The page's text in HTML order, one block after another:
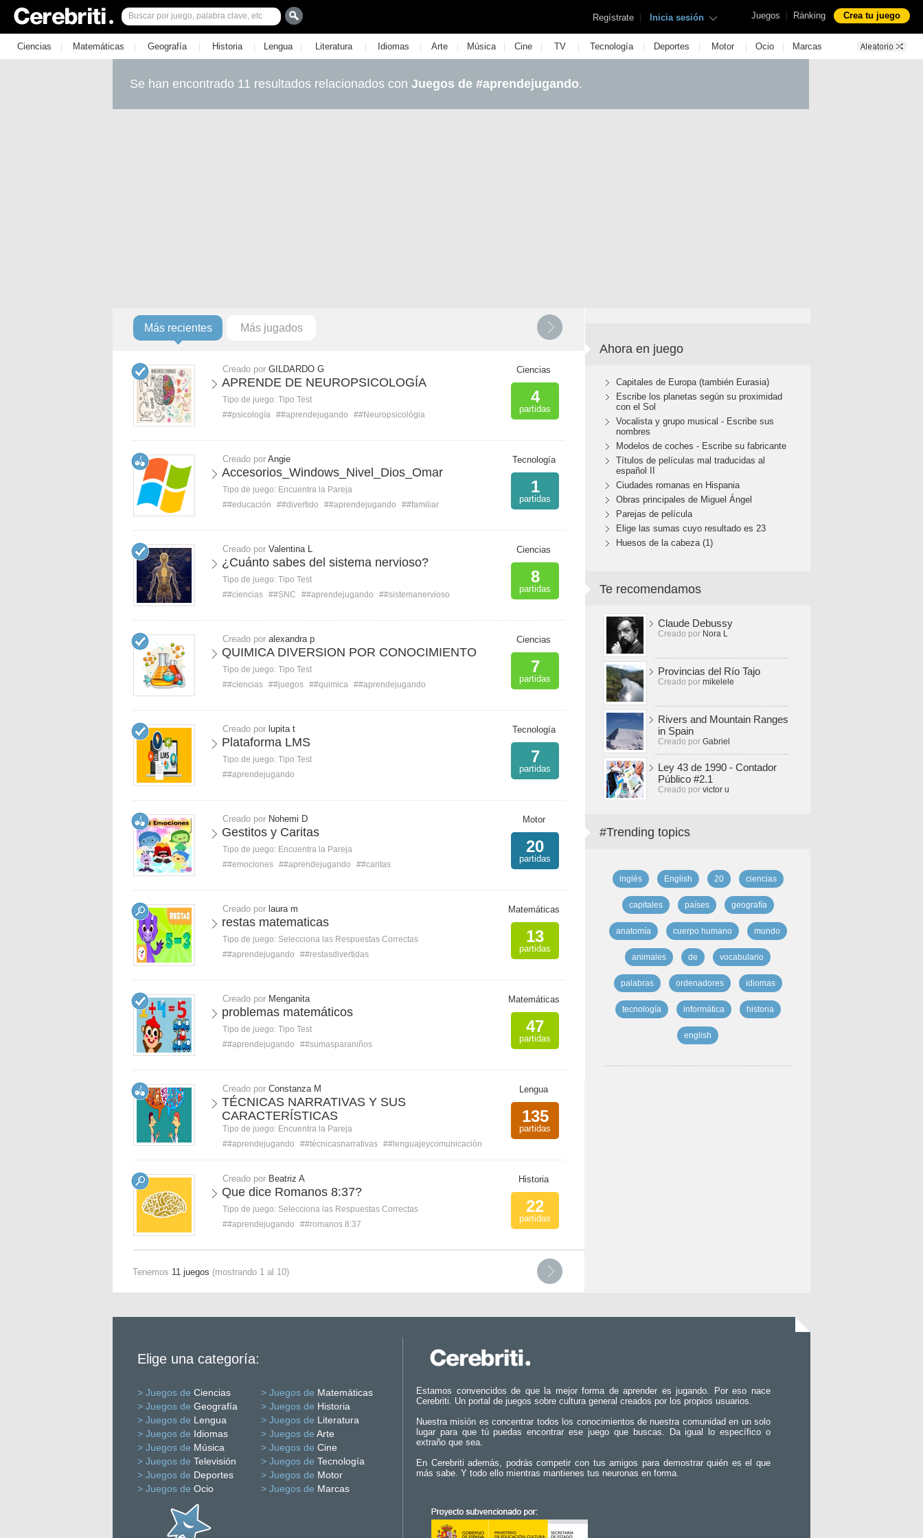
Juegos | Ránking Crea tu juego
Regístrate | Inicia sesión
Ciencias | Matemáticas | Geografía | Historia | Lengua | Literatura | Idiomas | Arte | Música | Cine | TV | Tecnología | Deportes | Motor | Ocio | Marcas
Se han encontrado 11 resultados relacionados con Juegos de #aprendejugando.
Más recientes Más jugados
Creado por GILDARDO G
APRENDE DE NEUROPSICOLOGÍA
Tipo de juego: Tipo Test
##psicología ##aprendejugando ##Neuropsicológia
Ciencias
4
partidas
Creado por Angie
Accesorios_Windows_Nivel_Dios_Omar
Tipo de juego: Encuentra la Pareja
##educación
##divertido ##aprendejugando ##familiar
Tecnología
1
partidas
Creado por Valentina L
¿Cuánto sabes del sistema nervioso?
Tipo de juego: Tipo Test
##ciencias ##SNC ##aprendejugando ##sistemanervioso
Ciencias
8
partidas
Creado por alexandra p
QUIMICA DIVERSION POR CONOCIMIENTO
Tipo de juego: Tipo Test
##ciencias ##juegos ##quimica ##aprendejugando
Ciencias
7
partidas
Creado por lupita t
Plataforma LMS
Tipo de juego: Tipo Test
##aprendejugando
Tecnología
7
partidas
Creado por Nohemi D
Gestitos y Caritas
Tipo de juego: Encuentra la Pareja
##emociones ##aprendejugando ##caritas
Motor
20
partidas
Creado por laura m
restas matematicas
Tipo de juego: Selecciona las Respuestas Correctas
##aprendejugando
##restasdivertidas
Matemáticas
13
partidas
Creado por Menganita
problemas matemáticos
Tipo de juego: Tipo Test
##aprendejugando
##sumasparaniños
Matemáticas
47
partidas
Creado por Constanza M
TÉCNICAS NARRATIVAS Y SUS
CARACTERÍSTICAS
Tipo de juego: Encuentra la Pareja
##aprendejugando
##técnicasnarrativas ##lenguajeycomunicación
Lengua
135
partidas
Creado por Beatriz A
Que dice Romanos 8:37?
Tipo de juego: Selecciona las Respuestas Correctas
##aprendejugando
##romanos 8:37
Historia
22
partidas
Tenemos 11 juegos (mostrando 1 al 10)
Ahora en juego
Capitales de Europa (también Eurasia)
Escribe los planetas según su proximidad
con el Sol
Vocalista y grupo musical - Escribe sus
nombres
Modelos de coches - Escribe su fabricante
Títulos de películas mal traducidas al
español II
Ciudades romanas en Hispania
Obras principales de Miguel Ángel
Parejas de película
Elige las sumas cuyo resultado es 23
Huesos de la cabeza (1)
Te recomendamos
Claude Debussy
Creado por Nora L
Provincias del Río Tajo
Creado por mikelele
Rivers and Mountain Ranges
in Spain
Creado por Gabriel
Ley 43 de 1990 - Contador
Público #2.1
Creado por victor u
#Trending topics
inglés English 20 ciencias
capitales países geografía
anatomía cuerpo humano mundo
animales de vocabulario
palabras ordenadores idiomas
tecnología informática historia
english
Elige una categoría:
> Juegos de Ciencias > Juegos de Matemáticas
> Juegos de Geografía > Juegos de Historia
> Juegos de Lengua > Juegos de Literatura
> Juegos de Idiomas > Juegos de Arte
> Juegos de Música > Juegos de Cine
> Juegos de Televisión > Juegos de Tecnología
> Juegos de Deportes > Juegos de Motor
> Juegos de Ocio > Juegos de Marcas
Estamos convencidos de que la mejor forma de aprender es jugando. Por eso nace
Cerebriti. Un portal de juegos sobre cultura general creados por los propios usuarios.
Nuestra misión es concentrar todos los conocimientos de nuestra comunidad en un solo
lugar para que tú puedas encontrar ese juego que buscas. Da igual lo específico o
extraño que sea.
En Cerebriti además, podrás competir con tus amigos para demostrar quién es el que
más sabe. Y todo ello mientras mantienes tus neuronas en forma.